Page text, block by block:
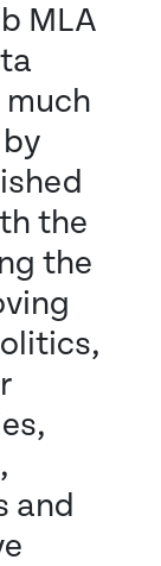
MLA
the
the
and